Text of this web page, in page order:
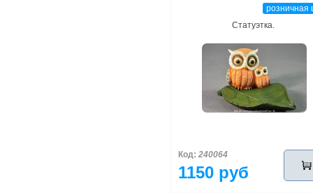
розничная
Статуэтка.
Код: 240064
1150 руб